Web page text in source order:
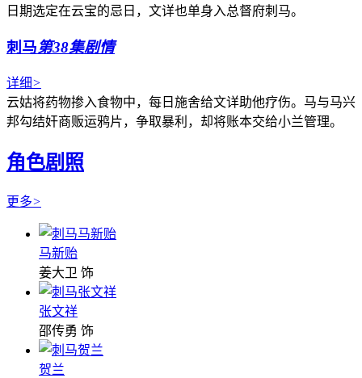
日期选定在云宝的忌日，文详也单身入总督府刺马。
刺马第38集剧情
详细>
云姑将药物掺入食物中，每日施舍给文详助他疗伤。马与马兴
邦勾结奸商贩运鸦片，争取暴利，却将账本交给小兰管理。
角色剧照
更多>
马新贻
姜大卫 饰
张文祥
邵传勇 饰
贺兰